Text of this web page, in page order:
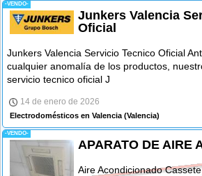
-VENDO-
Junkers Valencia
Oficial
Junkers Valencia Servicio Tecnico Oficial
cualquier anomalía de los productos,
servicio tecnico oficial J
14 de enero de 2026
Electrodomésticos en Valencia (Valencia)
-VENDO-
APARATO DE AIRE
Aire Acondicionado